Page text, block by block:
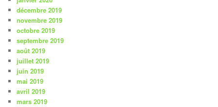
décembre 2019
novembre 2019
octobre 2019
septembre 2019
août 2019
juillet 2019
juin 2019
mai 2019
avril 2019
mars 2019